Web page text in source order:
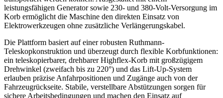
leistungsfähigen Generator sowie 230- und 380-Volt-Versorgung im
Korb ermöglicht die Maschine den direkten Einsatz von
Elektrowerkzeugen ohne zusätzliche Verlängerungskabel.
Die Plattform basiert auf einer robusten Ruthmann-
Teleskopkonstruktion und überzeugt durch flexible Korbfunktionen:
ein teleskopierbarer, drehbarer Highflex-Korb mit großzügigem
Drehwinkel (zweifach bis zu 220°) und das Lift‑Up‑System
erlauben präzise Anfahrpositionen und Zugänge auch von der
Fahrzeugrückseite. Stabile, verstellbare Abstützungen sorgen für
sichere Arbeitsbedingungen und machen den Einsatz auf